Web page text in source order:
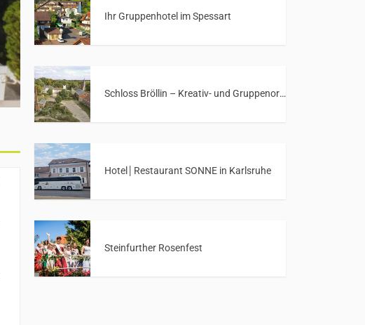
Ihr Gruppenhotel im Spessart
Schloss Bröllin – Kreativ- und Gruppenort in Mecklenburg-Vorpommern
Hotel│Restaurant SONNE in Karlsruhe
Steinfurther Rosenfest